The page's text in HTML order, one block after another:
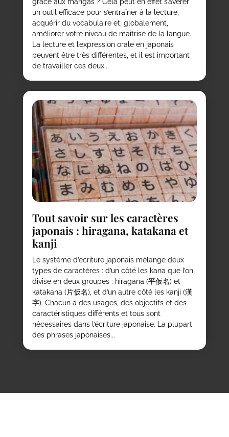
grâce aux mangas ? Cela peut en effet s’avérer
un outil efficace pour s’entraîner à la lecture,
acquérir du vocabulaire et, globalement,
améliorer votre niveau de maîtrise de la langue.
La lecture et l’expression orale en japonais
peuvent être très différentes, et il est important
de travailler ces deux...
Tout savoir sur les caractères
japonais : hiragana, katakana et
kanji
Le système d’écriture japonais mélange deux
types de caractères : d’un côté les kana que l’on
divise en deux groupes : hiragana (平仮名) et
katakana (片仮名), et d’un autre côté les kanji (漢
字). Chacun a des usages, des objectifs et des
caractéristiques différents et tous sont
nécessaires dans l’écriture japonaise. La plupart
des phrases japonaises...